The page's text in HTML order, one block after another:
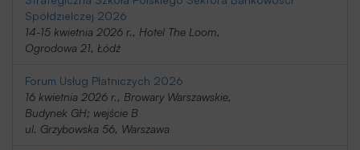
Spółdzielczej 2026
14-15 kwietnia 2026 r., Hotel The Loom,
Ogrodowa 21, Łódź
Forum Usług Płatniczych 2026
16 kwietnia 2026 r., Browary Warszawskie,
Budynek GH; wejście B
ul. Grzybowska 56, Warszawa